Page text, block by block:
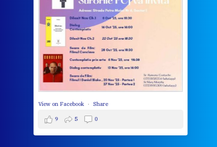
View on Facebook Share
9 5 0